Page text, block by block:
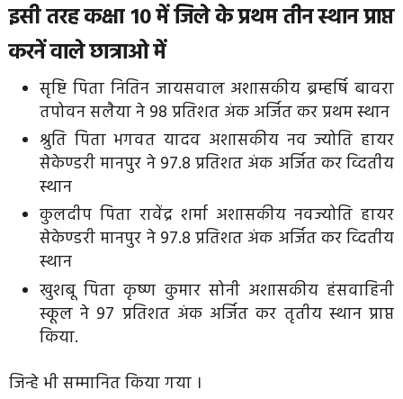
इसी तरह कक्षा 10 में जिले के प्रथम तीन स्थान प्राप्त
करनें वाले छात्राओ में
सृष्टि पिता नितिन जायसवाल अशासकीय ब्रम्हर्षि बावरा
तपोवन सलैया ने 98 प्रतिशत अंक अर्जित कर प्रथम स्थान
श्रुति पिता भगवत यादव अशासकीय नव ज्योति हायर
सेकेण्डरी मानपुर ने 97.8 प्रतिशत अंक अर्जित कर व्दितीय
स्थान
कुलदीप पिता रावेंद्र शर्मा अशासकीय नवज्योति हायर
सेकेण्डरी मानपुर ने 97.8 प्रतिशत अंक अर्जित कर व्दितीय
स्थान
खुशबू पिता कृष्ण कुमार सोनी अशासकीय हंसवाहिनी
स्कूल ने 97 प्रतिशत अंक अर्जित कर तृतीय स्थान प्राप्त
किया.
जिन्हे भी सम्मानित किया गया ।